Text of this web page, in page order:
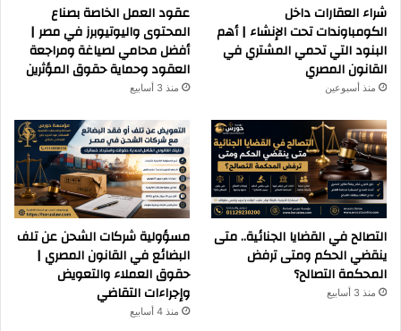
شراء العقارات داخل
الكومباوندات تحت الإنشاء | أهم
البنود التي تحمي المشتري في
القانون المصري
منذ أسبوعين
عقود العمل الخاصة بصناع
المحتوى واليوتيوبرز في مصر |
أفضل محامي لصياغة ومراجعة
العقود وحماية حقوق المؤثرين
منذ 3 أسابيع
التصالح في القضايا الجنائية.. متى
ينقضي الحكم ومتى ترفض
المحكمة التصالح؟
منذ 3 أسابيع
مسؤولية شركات الشحن عن تلف
البضائع في القانون المصري |
حقوق العملاء والتعويض
وإجراءات التقاضي
منذ 4 أسابيع